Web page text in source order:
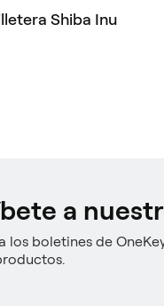
Shiba Inu
a
los boletines de